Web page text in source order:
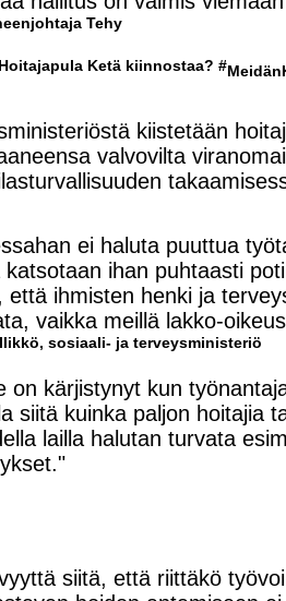
Tehy
Ketä kiinnostaa? #
kiistetään
valvovilta
ei haluta puuttua
ihan puhtaasti
että ihmisten henki ja
vaikka meillä lakko-
sosiaali- ja terveysministeriö
on kärjistynyt kun
siitä kuinka paljon hoitajia
lailla halutan turvata
siitä, että riittäkö